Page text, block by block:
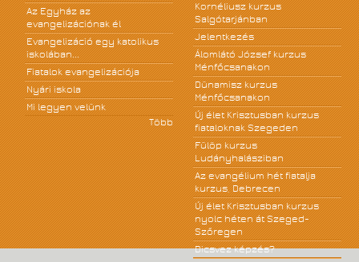
Az Egyház az
evangelizációnak él
Evangelizáció egy katolikus
iskolában...
Fiatalok evangelizációja
Nyári iskola
Mi legyen velünk
Több
Kornéliusz kurzus
Salgótarjánban
Jelentkezés
Álomlátó József kurzus
Ménfőcsanakon
Dünamisz kurzus
Ménfőcsanakon
Új élet Krisztusban kurzus
fiataloknak Szegeden
Fülöp kurzus
Ludányhalásziban
Az evangélium hét fiatalja
kurzus, Debrecen
Új élet Krisztusban kurzus
nyolc héten át Szeged-
Szőregen
Dicsvez képzés?